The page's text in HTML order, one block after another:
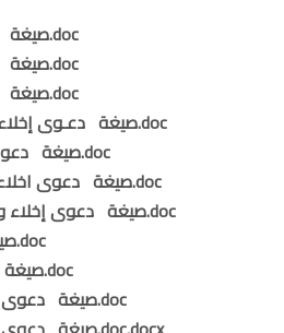
صيغة دعوى اخلاء لعدم سداد.doc
صيغة -دعوى اخلاء للتاجير من.doc
صيغة -دعوى اخلاء للتاجير من.doc
صيغة دعـوى إخلاء للـتأخير فى سداد الأجرة.doc
صيغة دعوى إخلاء لوفاة المستأجر.doc
صيغة دعوى اخلاء مؤقته للقيام بترميمات.doc
صيغة دعوى إخلاء وفسخ لعدم سداد الأجرة.doc
صيغة دعوى إزالة منشآت.doc
صيغة دعوى استحقاق فرعية.doc
صيغة دعوى استرداد حيازه مستعجلة.doc